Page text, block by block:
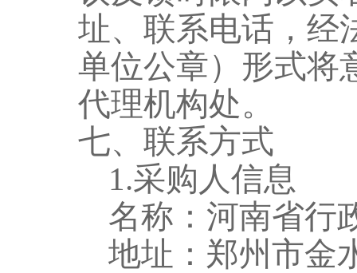
址、联系电话，经
单位公章）形式将
代理机构处。
七、联系方式
1.采购人信息
名称： 河南省行
地址：郑州市金